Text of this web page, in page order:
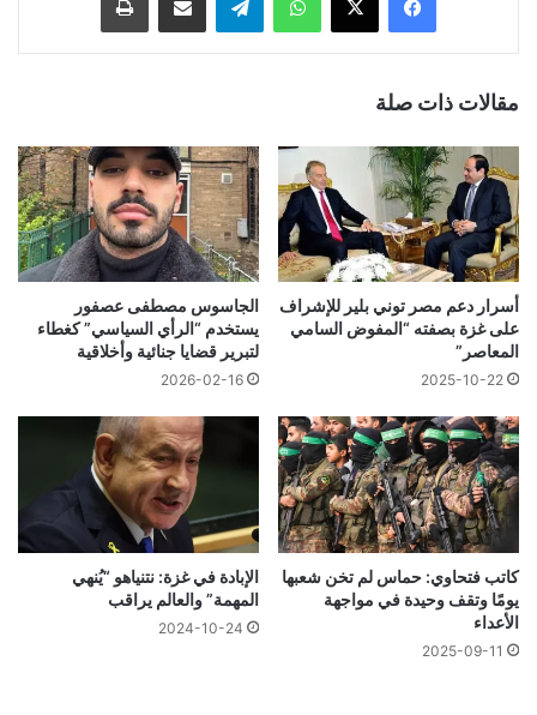
مقالات ذات صلة
أسرار دعم مصر توني بلير للإشراف
على غزة بصفته “المفوض السامي
المعاصر”
2025-10-22
الجاسوس مصطفى عصفور
يستخدم “الرأي السياسي” كغطاء
لتبرير قضايا جنائية وأخلاقية
2026-02-16
كاتب فتحاوي: حماس لم تخن شعبها
يومًا وتقف وحيدة في مواجهة
الأعداء
2025-09-11
الإبادة في غزة: نتنياهو “يُنهي
المهمة” والعالم يراقب
2024-10-24